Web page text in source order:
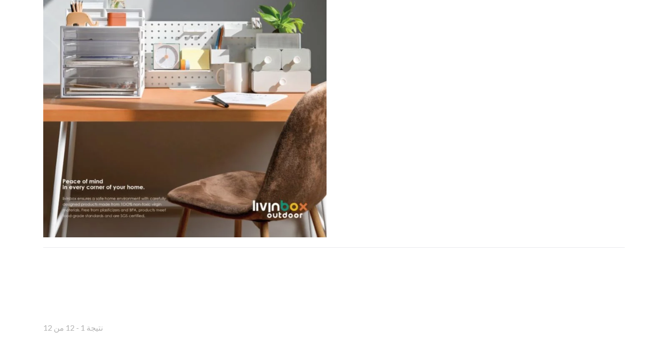
نتيجة 1 - 12 من 12